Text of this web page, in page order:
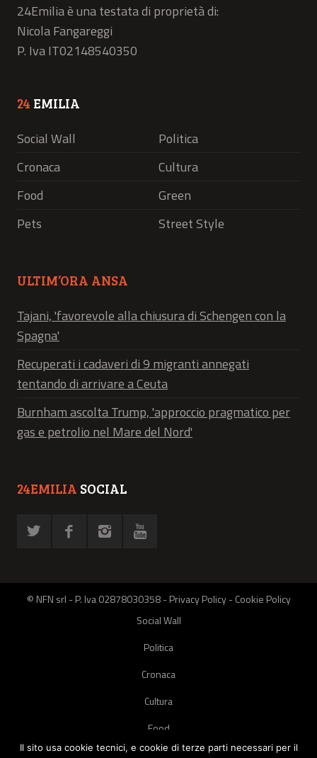
24Emilia è una testata di proprietà di:
Nicola Fangareggi
P. Iva IT02148540350
24 EMILIA
Social Wall
Politica
Cronaca
Cultura
Food
Green
Pets
Street Style
ULTIM’ORA ANSA
Tajani, 'favorevole alla chiusura di Schengen con la
Spagna'
Recuperati i cadaveri di 9 migranti annegati
tentando di arrivare a Ceuta
Burnham ascolta Trump, 'approccio pragmatico per
gas e petrolio nel Mare del Nord'
24EMILIA SOCIAL
© NFN srl - P. Iva 02878030358 -Privacy Policy-Cookie Policy
Social Wall
Politica
Cronaca
Cultura
Food
Green
Il sito usa cookie tecnici, e cookie di terze parti necessari per il